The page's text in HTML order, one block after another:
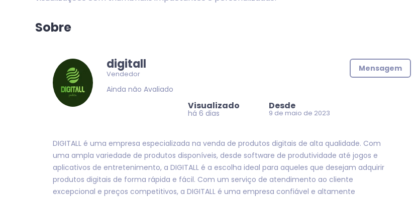
Sobre
digitall
Vendedor
Ainda não Avaliado
Visualizado
há 6 dias
Desde
9 de maio de 2023
Mensagem
DIGITALL é uma empresa especializada na venda de produtos digitais de alta qualidade. Com
uma ampla variedade de produtos disponíveis, desde software de produtividade até jogos e
aplicativos de entretenimento, a DIGITALL é a escolha ideal para aqueles que desejam adquirir
produtos digitais de forma rápida e fácil. Com um serviço de atendimento ao cliente
excepcional e preços competitivos, a DIGITALL é uma empresa confiável e altamente